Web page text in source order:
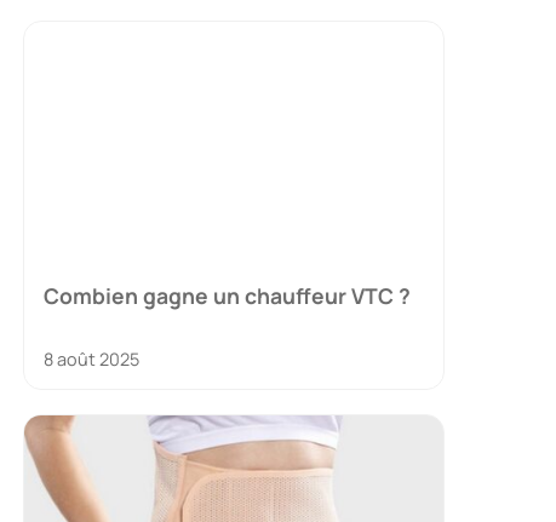
Combien gagne un chauffeur VTC ?
8 août 2025